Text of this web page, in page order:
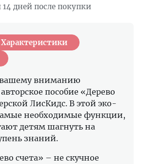
дней после покупки
Характеристики
вашему вниманию
пособие «Дерево
ЛисКидс. В этой эко-
необходимые функции,
детям шагнуть на
знаний.
счета» – не скучное